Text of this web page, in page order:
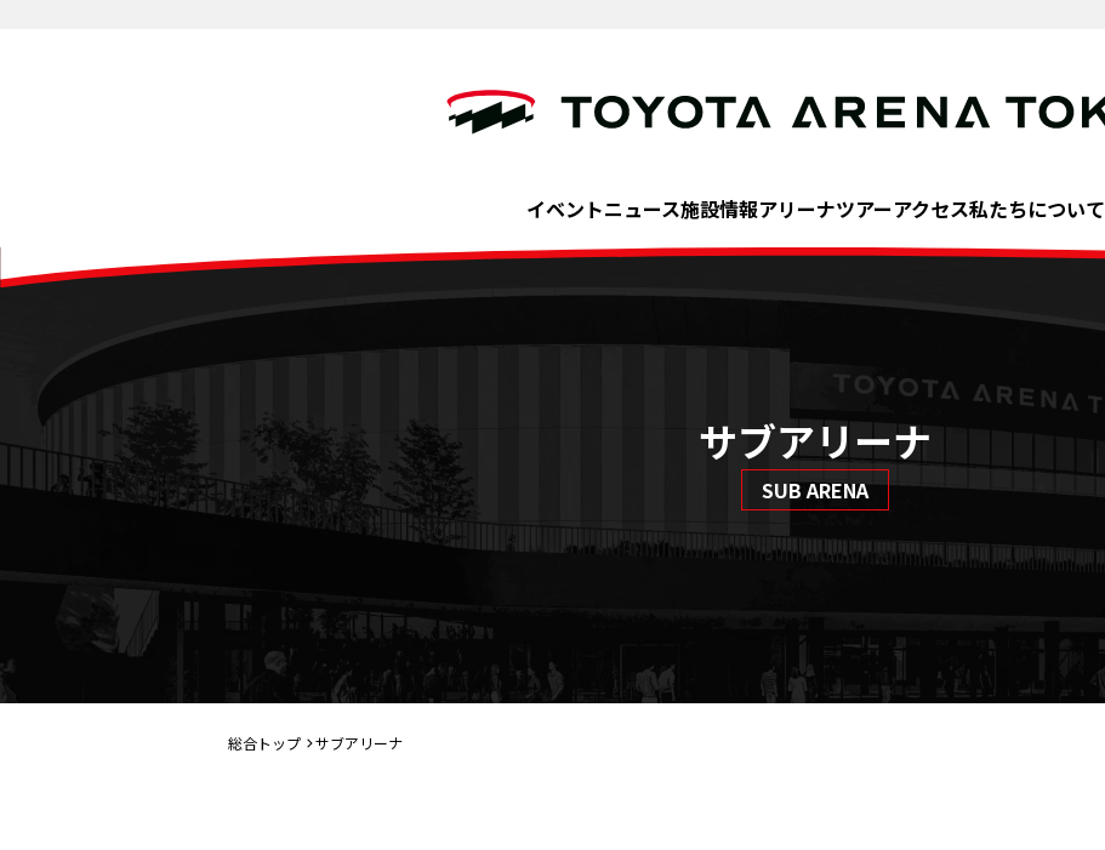
イベントニュース施設情報アリーナツアーアクセス私たちについて
サブアリーナ
SUB ARENA
総合トップ サブアリーナ